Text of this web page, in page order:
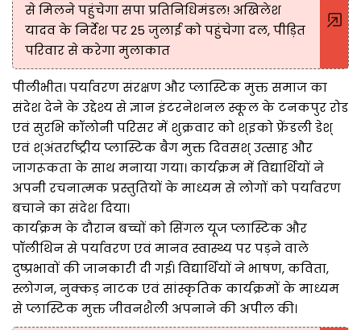
से मिलने पहुंचेगा सपा प्रतिनिधिमंडल! अखिलेश
यादव के निर्देश पर 25 जुलाई को पहुंचेगा दल, पीड़ित
परिवार से करेगा मुलाकात
पीलीभीत। पर्यावरण संरक्षण और प्लास्टिक मुक्त समाज का
संदेश देने के उद्देश्य से ज्ञान इंटरनेशनल स्कूल के टनकपुर रोड
एवं सुरभि कॉलोनी परिसर में शुक्रवार को श्इको फ्रेंडली डेश्
एवं श्अंतर्राष्ट्रीय प्लास्टिक बैग मुक्त दिवसश् उत्साह और
जागरूकता के साथ मनाया गया। कार्यक्रम में विद्यार्थियों ने
अपनी रचनात्मक प्रस्तुतियों के माध्यम से लोगों को पर्यावरण
बचाने का संदेश दिया।
कार्यक्रम के दौरान बच्चों को सिंगल यूज प्लास्टिक और
पॉलीथिन से पर्यावरण एवं मानव स्वास्थ्य पर पड़ने वाले
दुष्प्रभावों की जानकारी दी गई। विद्यार्थियों ने भाषण, कविता,
स्लोगन, नुक्कड़ नाटक एवं सांस्कृतिक कार्यक्रमों के माध्यम
से प्लास्टिक मुक्त जीवनशैली अपनाने की अपील की।